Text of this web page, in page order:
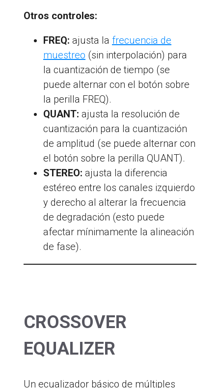
Otros controles:
FREQ: ajusta la frecuencia de
muestreo (sin interpolación) para
la cuantización de tiempo (se
puede alternar con el botón sobre
la perilla FREQ).
QUANT: ajusta la resolución de
cuantización para la cuantización
de amplitud (se puede alternar con
el botón sobre la perilla QUANT).
STEREO: ajusta la diferencia
estéreo entre los canales izquierdo
y derecho al alterar la frecuencia
de degradación (esto puede
afectar mínimamente la alineación
de fase).
CROSSOVER
EQUALIZER
Un ecualizador básico de múltiples